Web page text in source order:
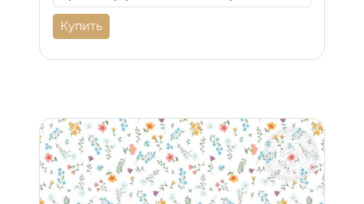
Купить